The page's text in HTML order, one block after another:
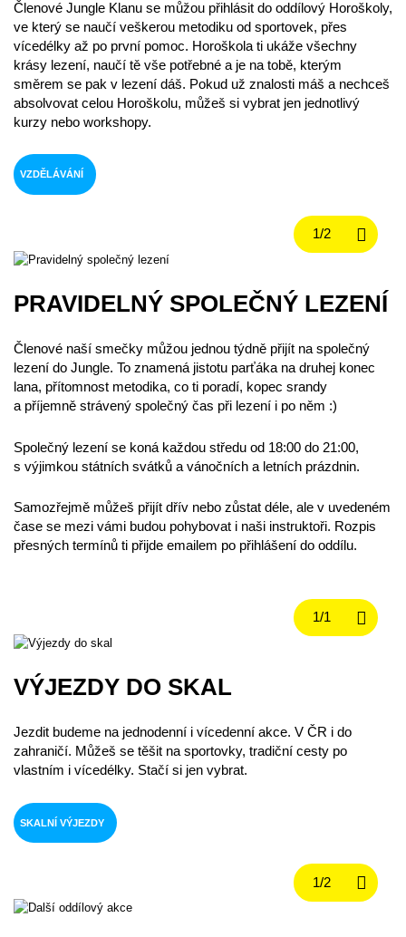
Členové Jungle Klanu se můžou přihlásit do oddílový Horoškoly,
ve který se naučí veškerou metodiku od sportovek, přes
vícedélky až po první pomoc. Horoškola ti ukáže všechny
krásy lezení, naučí tě vše potřebné a je na tobě, kterým
směrem se pak v lezení dáš. Pokud už znalosti máš a nechceš
absolvovat celou Horoškolu, můžeš si vybrat jen jednotlivý
kurzy nebo workshopy.
VZDĚLÁVÁNÍ
PRAVIDELNÝ SPOLEČNÝ LEZENÍ
Členové naší smečky můžou jednou týdně přijít na společný
lezení do Jungle. To znamená jistotu parťáka na druhej konec
lana, přítomnost metodika, co ti poradí, kopec srandy
a příjemně strávený společný čas při lezení i po něm :)
Společný lezení se koná každou středu od 18:00 do 21:00,
s výjimkou státních svátků a vánočních a letních prázdnin.
Samozřejmě můžeš přijít dřív nebo zůstat déle, ale v uvedeném
čase se mezi vámi budou pohybovat i naši instruktoři. Rozpis
přesných termínů ti přijde emailem po přihlášení do oddílu.
VÝJEZDY DO SKAL
Jezdit budeme na jednodenní i vícedenní akce. V ČR i do
zahraničí. Můžeš se těšit na sportovky, tradiční cesty po
vlastním i vícedélky. Stačí si jen vybrat.
SKALNÍ VÝJEZDY